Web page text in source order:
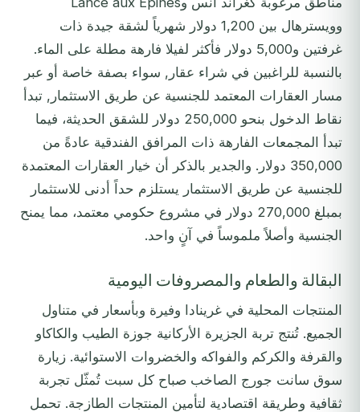
وويسترهال بين 1,200 دولار شهرياً لشقة جيدة ذات
غرفتين و5,000 دولار فأكثر لفيلا فارهة مطلة على الماء.
بالنسبة للراغبين في شراء عقار, سواء بصفة خاصة أو عبر
مسار العقارات المعتمد للجنسية عن طريق الاستثمار, تبدأ
نقاط الدخول بنحو 250,000 دولار للشقق الحديثة، فيما
تبدأ المجمعات الفارهة ذات المرافق الفندقية عادةً من
350,000 دولار. والجدير بالذكر أن خيار العقارات المعتمدة
للجنسية عن طريق الاستثمار يستلزم حداً أدنى للاستثمار
بمبلغ 270,000 دولار في مشروع حكومي معتمد، مما يمنح
الجنسية وأصلاً ملموساً في آنٍ واحد.
البقالة والطعام والمصروفات اليومية
المنتجات المحلية في غرينادا وفيرة وبأسعار في متناول
الجميع. تُنتج تربة الجزيرة الأركانية جوزة الطيب والكاكاو
والقرفة والكركم والفواكه والخضروات الاستوائية. زيارة
سوق سانت جورج الصاخب صباح كل سبت تُمثّل تجربة
ثقافية وطريقة اقتصادية لتأمين المنتجات الطازجة. تحمل